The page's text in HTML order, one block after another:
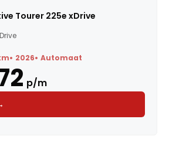
Tourer 225e xDrive
2026 Automaat
p/m